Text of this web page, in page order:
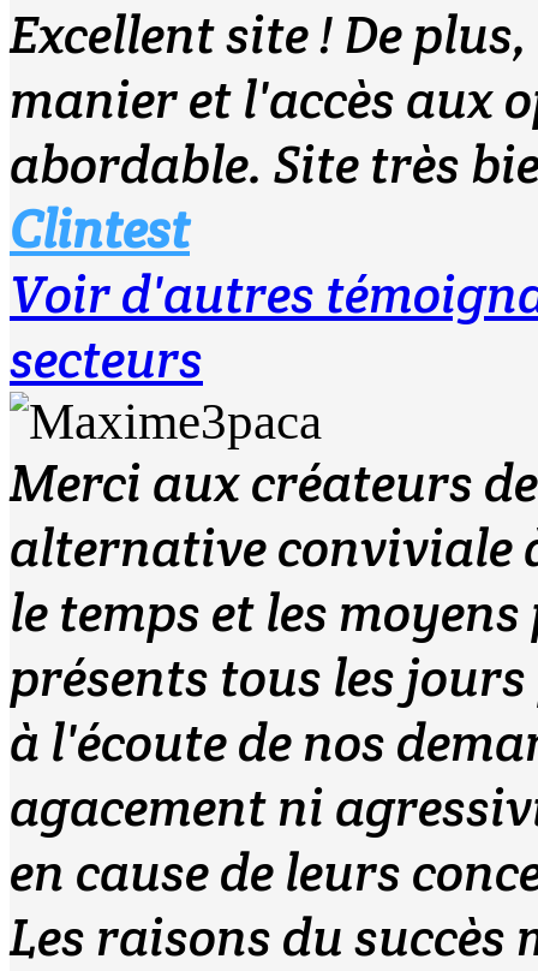
Excellent site ! De
manier et l'accès aux
abordable. Site très
Clintest
Voir d'autres
secteurs
Merci aux créateurs
alternative conviviale
le temps et les
présents tous les
à l'écoute de nos
agacement ni
en cause de leurs
Les raisons du succès